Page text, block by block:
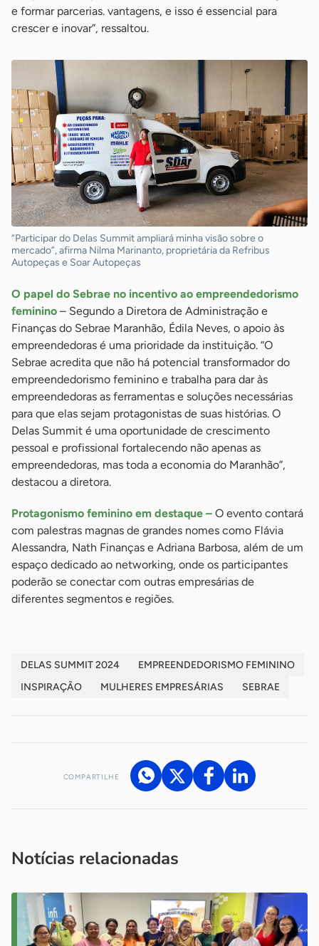
e formar parcerias. vantagens, e isso é essencial para
crescer e inovar”, ressaltou.
“Participar do Delas Summit ampliará minha visão sobre o
mercado”, afirma Nilma Marinanto, proprietária da Refribus
Autopeças e Soar Autopeças
O papel do Sebrae no incentivo ao empreendedorismo
feminino – Segundo a Diretora de Administração e
Finanças do Sebrae Maranhão, Édila Neves, o apoio às
empreendedoras é uma prioridade da instituição. “O
Sebrae acredita que não há potencial transformador do
empreendedorismo feminino e trabalha para dar às
empreendedoras as ferramentas e soluções necessárias
para que elas sejam protagonistas de suas histórias. O
Delas Summit é uma oportunidade de crescimento
pessoal e profissional fortalecendo não apenas as
empreendedoras, mas toda a economia do Maranhão”,
destacou a diretora.
Protagonismo feminino em destaque – O evento contará
com palestras magnas de grandes nomes como Flávia
Alessandra, Nath Finanças e Adriana Barbosa, além de um
espaço dedicado ao networking, onde os participantes
poderão se conectar com outras empresárias de
diferentes segmentos e regiões.
DELAS SUMMIT 2024
EMPREENDEDORISMO FEMININO
INSPIRAÇÃO
MULHERES EMPRESÁRIAS SEBRAE
COMPARTILHE
Notícias relacionadas